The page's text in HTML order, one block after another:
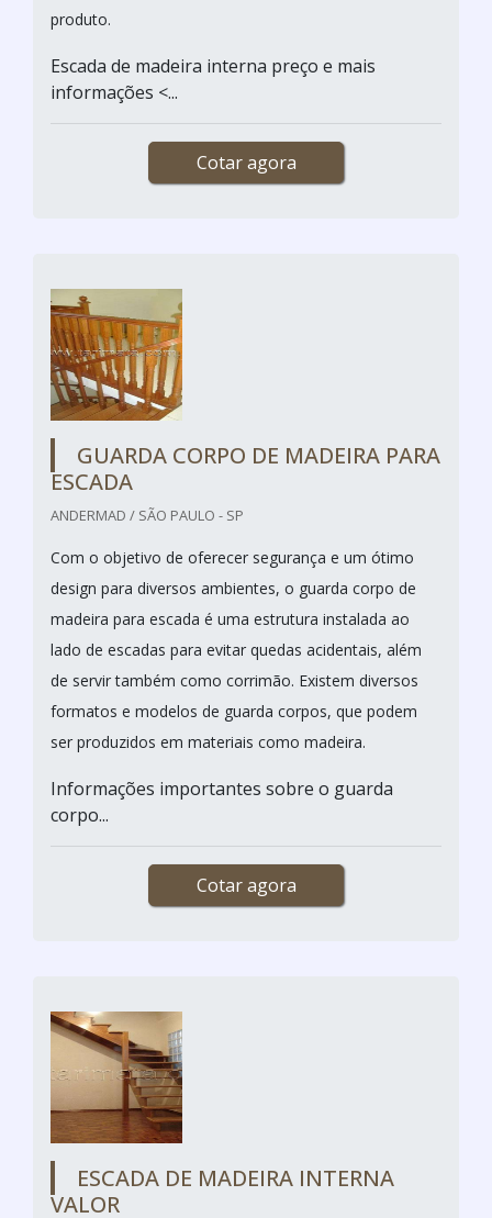
produto.
Escada de madeira interna preço e mais
informações <...
Cotar agora
GUARDA CORPO DE MADEIRA PARA
ESCADA
ANDERMAD / SÃO PAULO - SP
Com o objetivo de oferecer segurança e um ótimo
design para diversos ambientes, o guarda corpo de
madeira para escada é uma estrutura instalada ao
lado de escadas para evitar quedas acidentais, além
de servir também como corrimão. Existem diversos
formatos e modelos de guarda corpos, que podem
ser produzidos em materiais como madeira.
Informações importantes sobre o guarda
corpo...
Cotar agora
ESCADA DE MADEIRA INTERNA
VALOR